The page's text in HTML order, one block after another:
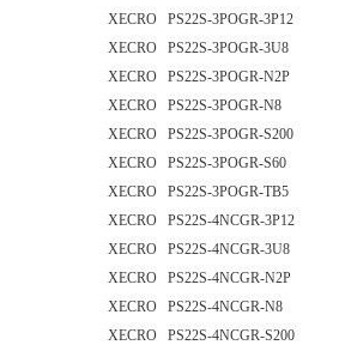
XECRO PS22S-3POGR-3P12
XECRO PS22S-3POGR-3U8
XECRO PS22S-3POGR-N2P
XECRO PS22S-3POGR-N8
XECRO PS22S-3POGR-S200
XECRO PS22S-3POGR-S60
XECRO PS22S-3POGR-TB5
XECRO PS22S-4NCGR-3P12
XECRO PS22S-4NCGR-3U8
XECRO PS22S-4NCGR-N2P
XECRO PS22S-4NCGR-N8
XECRO PS22S-4NCGR-S200